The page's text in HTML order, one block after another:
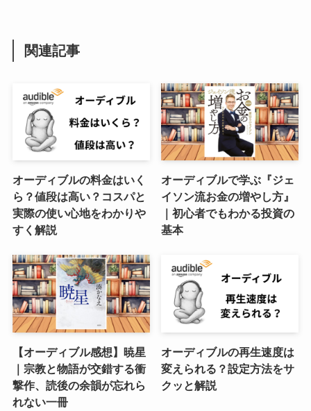
関連記事
オーディブルの料金はいく
ら？値段は高い？コスパと
実際の使い心地をわかりや
すく解説
オーディブルで学ぶ『ジェ
イソン流お金の増やし方』
｜初心者でもわかる投資の
基本
【オーディブル感想】暁星
｜宗教と物語が交錯する衝
撃作、読後の余韻が忘れら
れない一冊
オーディブルの再生速度は
変えられる？設定方法をサ
クッと解説